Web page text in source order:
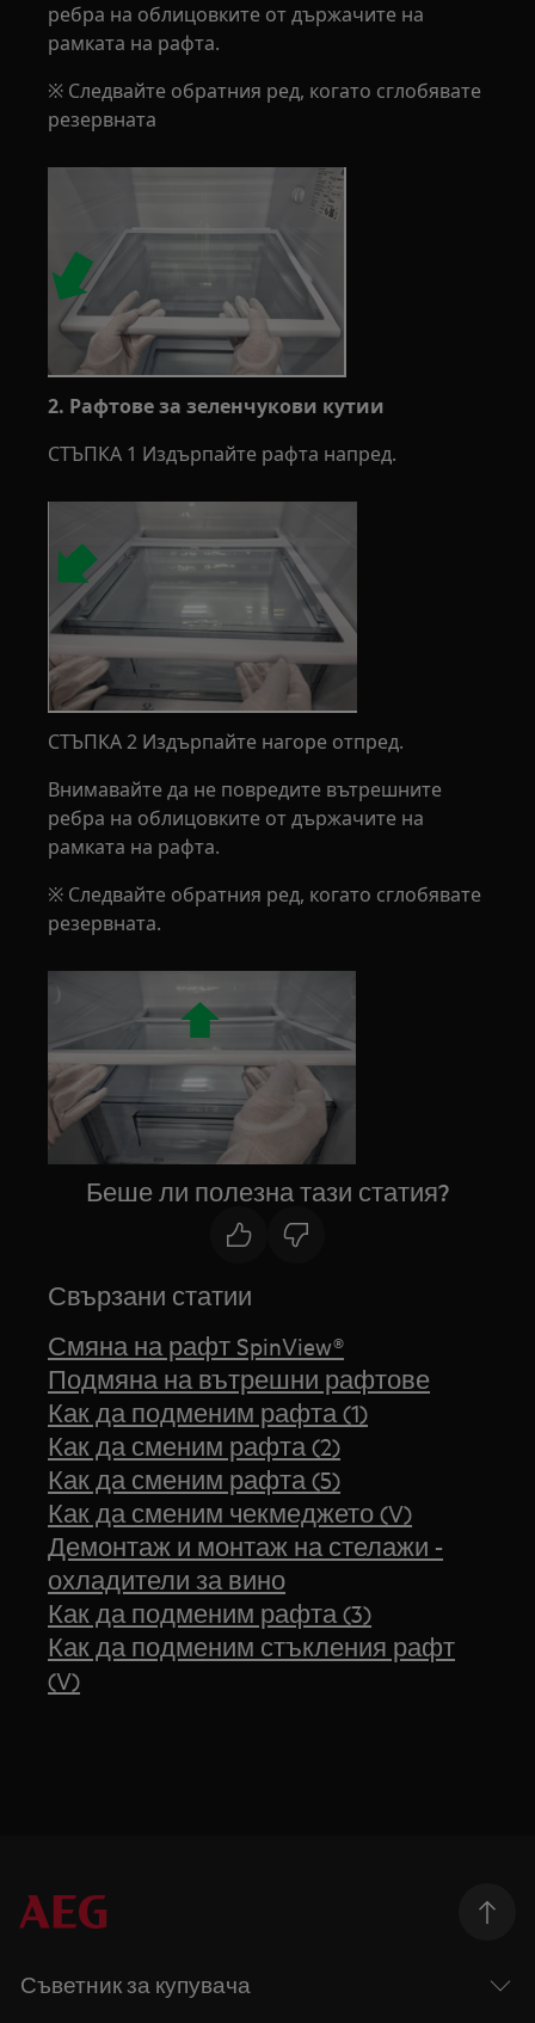
ребра на облицовките от държачите на
рамката на рафта.
※ Следвайте обратния ред, когато сглобявате
резервната
2. Рафтове за зеленчукови кутии
СТЪПКА 1 Издърпайте рафта напред.
СТЪПКА 2 Издърпайте нагоре отпред.
Внимавайте да не повредите вътрешните
ребра на облицовките от държачите на
рамката на рафта.
※ Следвайте обратния ред, когато сглобявате
резервната.
Беше ли полезна тази статия?
Свързани статии
Смяна на рафт SpinView®
Подмяна на вътрешни рафтове
Как да подменим рафта (1)
Как да сменим рафта (2)
Как да сменим рафта (5)
Как да сменим чекмеджето (V)
Демонтаж и монтаж на стелажи -
охладители за вино
Как да подменим рафта (3)
Как да подменим стъкления рафт
(V)
Съветник за купувача